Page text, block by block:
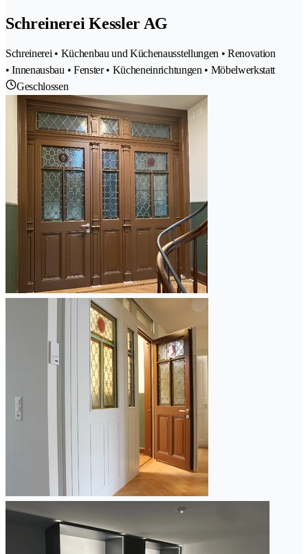
Schreinerei Kessler AG
Schreinerei • Küchenbau und Küchenausstellungen • Renovation
• Innenausbau • Fenster • Kücheneinrichtungen • Möbelwerkstatt
Geschlossen